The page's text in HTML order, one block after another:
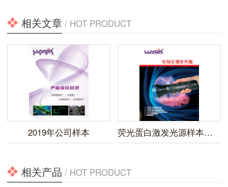
相关文章 / HOT PRODUCT
2019年公司样本 荧光蛋白激发光源样本下载
相关产品 / HOT PRODUCT